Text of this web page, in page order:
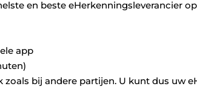
en beste eHerkenningsleverancier
app
zoals bij andere partijen. U kunt dus uw